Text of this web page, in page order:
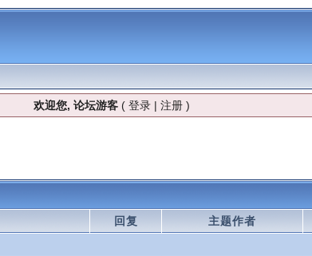
欢迎您, 论坛游客( 登录| 注册)
回复 主题作者